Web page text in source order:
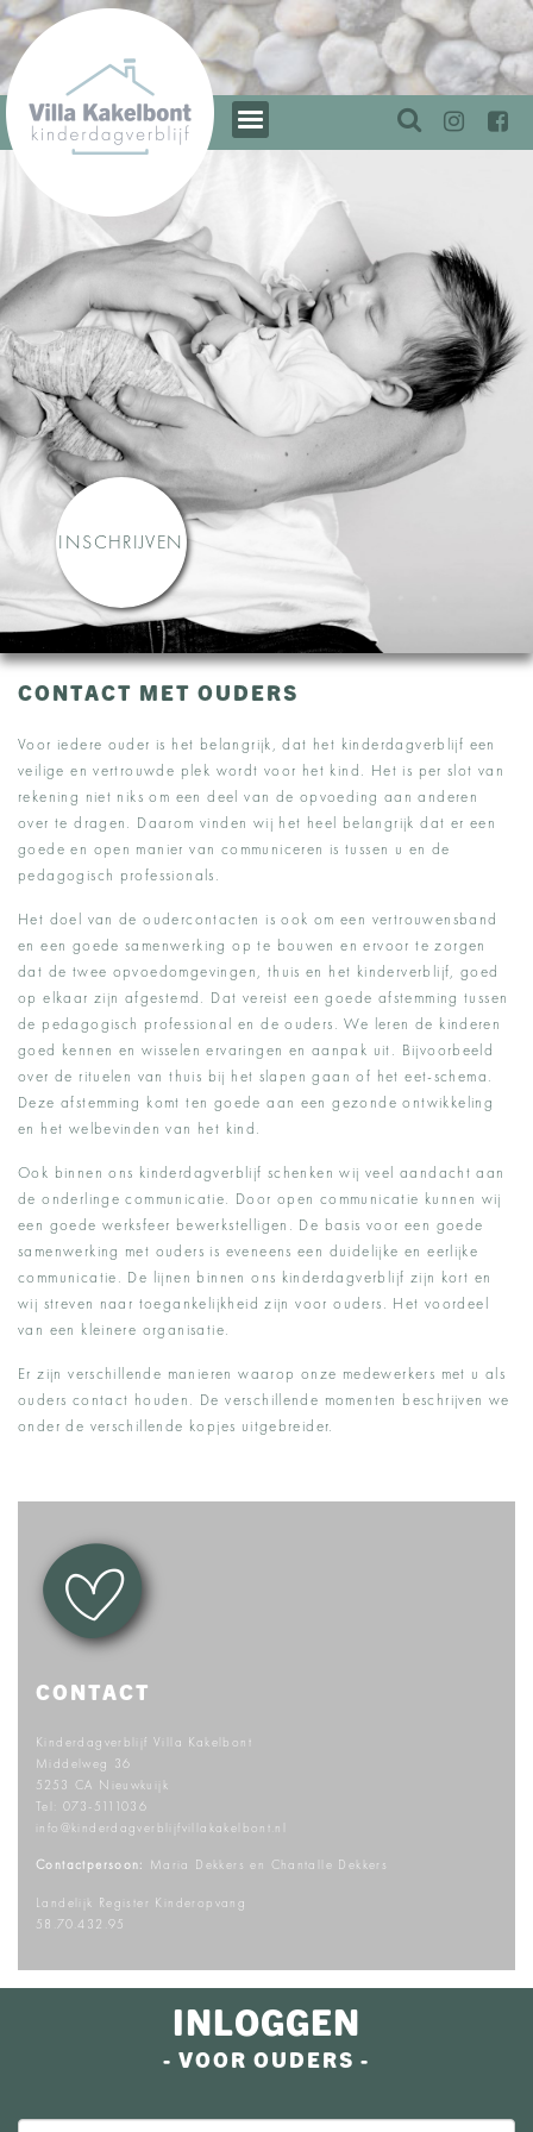
INSCHRIJVEN
CONTACT MET OUDERS
Voor iedere ouder is het belangrijk, dat het kinderdagverblijf een
veilige en vertrouwde plek wordt voor het kind. Het is per slot van
rekening niet niks om een deel van de opvoeding aan anderen
over te dragen. Daarom vinden wij het heel belangrijk dat er een
goede en open manier van communiceren is tussen u en de
pedagogisch professionals.
Het doel van de oudercontacten is ook om een vertrouwensband
en een goede samenwerking op te bouwen en ervoor te zorgen
dat de twee opvoedomgevingen, thuis en het kinderverblijf, goed
op elkaar zijn afgestemd. Dat vereist een goede afstemming tussen
de pedagogisch professional en de ouders. We leren de kinderen
goed kennen en wisselen ervaringen en aanpak uit. Bijvoorbeeld
over de rituelen van thuis bij het slapen gaan of het eet-schema.
Deze afstemming komt ten goede aan een gezonde ontwikkeling
en het welbevinden van het kind.
Ook binnen ons kinderdagverblijf schenken wij veel aandacht aan
de onderlinge communicatie. Door open communicatie kunnen wij
een goede werksfeer bewerkstelligen. De basis voor een goede
samenwerking met ouders is eveneens een duidelijke en eerlijke
communicatie. De lijnen binnen ons kinderdagverblijf zijn kort en
wij streven naar toegankelijkheid zijn voor ouders. Het voordeel
van een kleinere organisatie.
Er zijn verschillende manieren waarop onze medewerkers met u als
ouders contact houden. De verschillende momenten beschrijven we
onder de verschillende kopjes uitgebreider.
CONTACT
Kinderdagverblijf Villa Kakelbont
Middelweg 36
5253 CA Nieuwkuijk
Tel: 073-5111036
info@kinderdagverblijfvillakakelbont.nl
Contactpersoon: Maria Dekkers en Chantalle Dekkers
Landelijk Register Kinderopvang
58.70.432.95
INLOGGEN
- VOOR OUDERS -